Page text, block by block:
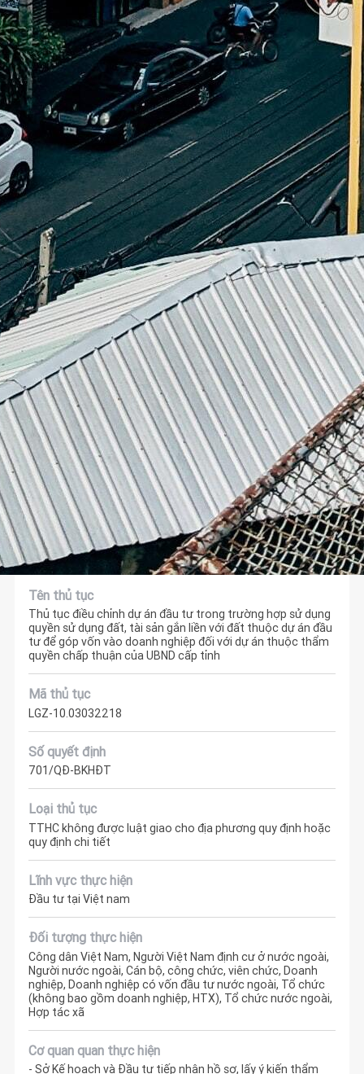
Tên thủ tục
Thủ tục điều chỉnh dự án đầu tư trong trường hợp sử dụng
quyền sử dụng đất, tài sản gắn liền với đất thuộc dự án đầu
tư để góp vốn vào doanh nghiệp đối với dự án thuộc thẩm
quyền chấp thuận của UBND cấp tỉnh
Mã thủ tục
LGZ-10.03032218
Số quyết định
701/QĐ-BKHĐT
Loại thủ tục
TTHC không được luật giao cho địa phương quy định hoặc
quy định chi tiết
Lĩnh vực thực hiện
Đầu tư tại Việt nam
Đối tượng thực hiện
Công dân Việt Nam, Người Việt Nam định cư ở nước ngoài,
Người nước ngoài, Cán bộ, công chức, viên chức, Doanh
nghiệp, Doanh nghiệp có vốn đầu tư nước ngoài, Tổ chức
(không bao gồm doanh nghiệp, HTX), Tổ chức nước ngoài,
Hợp tác xã
Cơ quan quan thực hiện
- Sở Kế hoạch và Đầu tư tiếp nhận hồ sơ, lấy ý kiến thẩm